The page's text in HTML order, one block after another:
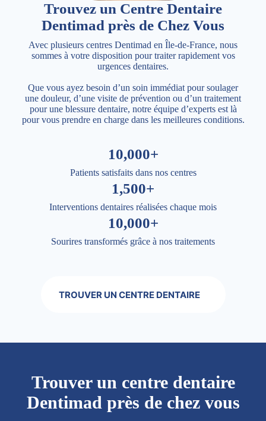
Trouvez un Centre Dentaire
Dentimad près de Chez Vous
Avec plusieurs centres Dentimad en Île-de-France, nous
sommes à votre disposition pour traiter rapidement vos
urgences dentaires.
Que vous ayez besoin d’un soin immédiat pour soulager
une douleur, d’une visite de prévention ou d’un traitement
pour une blessure dentaire, notre équipe d’experts est là
pour vous prendre en charge dans les meilleures conditions.
10,000+
Patients satisfaits dans nos centres
1,500+
Interventions dentaires réalisées chaque mois
10,000+
Sourires transformés grâce à nos traitements
TROUVER UN CENTRE DENTAIRE
Trouver un centre dentaire
Dentimad près de chez vous